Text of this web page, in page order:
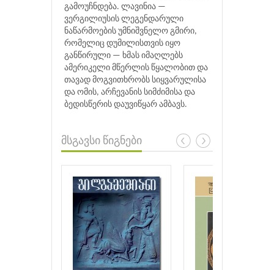
გამოუჩნდება. ლავინია —
ვერგილიუსის ლეგენდარული
ნაწარმოების უმნიშვნელო გმირი,
რომელიც დუმილისთვის იყო
განწირული — ხმას იმაღლებს
ამერიკელი მწერლის წყალობით და
თავად მოგვითხრობს სიყვარულისა
და ომის, არჩევანის სიმძიმისა და
ბედისწერის დაუვიწყარ ამბავს.
მსგავსი წიგნები